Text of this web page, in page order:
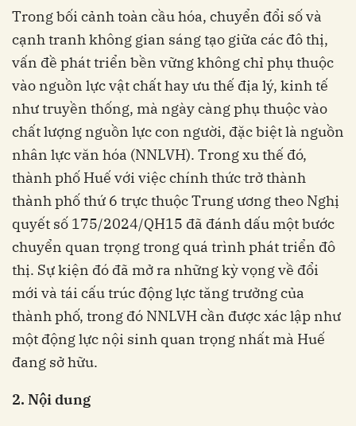
Trong bối cảnh toàn cầu hóa, chuyển đổi số và
cạnh tranh không gian sáng tạo giữa các đô thị,
vấn đề phát triển bền vững không chỉ phụ thuộc
vào nguồn lực vật chất hay ưu thế địa lý, kinh tế
như truyền thống, mà ngày càng phụ thuộc vào
chất lượng nguồn lực con người, đặc biệt là nguồn
nhân lực văn hóa (NNLVH). Trong xu thế đó,
thành phố Huế với việc chính thức trở thành
thành phố thứ 6 trực thuộc Trung ương theo Nghị
quyết số 175/2024/QH15 đã đánh dấu một bước
chuyển quan trọng trong quá trình phát triển đô
thị. Sự kiện đó đã mở ra những kỳ vọng về đổi
mới và tái cấu trúc động lực tăng trưởng của
thành phố, trong đó NNLVH cần được xác lập như
một động lực nội sinh quan trọng nhất mà Huế
đang sở hữu.
2. Nội dung